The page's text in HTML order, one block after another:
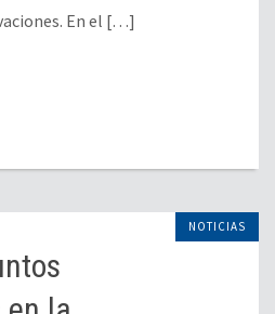
En el […]
NOTICIAS